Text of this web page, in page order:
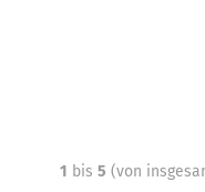
1 bis 5 (von